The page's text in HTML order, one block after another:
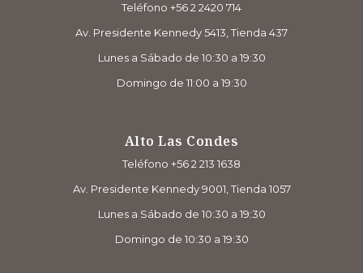
Teléfono +56 2 2420 714
Av. Presidente Kennedy 5413, Tienda 437
Lunes a Sábado de 10:30 a 19:30
Domingo de 11:00 a 19:30
Alto Las Condes
Teléfono +56 2 213 1638
Av. Presidente Kennedy 9001, Tienda 1057
Lunes a Sábado de 10:30 a 19:30
Domingo de 10:30 a 19:30